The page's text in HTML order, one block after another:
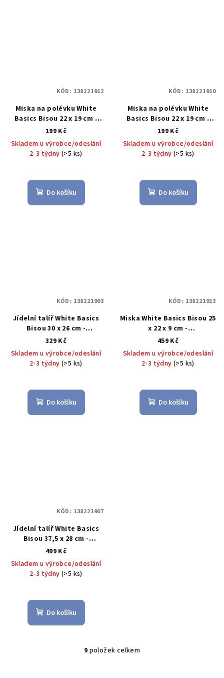
Miska na polévku White
Basics Bisou 22 x 19 cm -
Maxwell&Williams
199 Kč
Skladem u výrobce/odeslání
2-3 týdny(>5 ks)
Do košíku
KÓD: 138221912
Miska na polévku White
Basics Bisou 22 x 19 cm -
Maxwell&Williams
199 Kč
Skladem u výrobce/odeslání
2-3 týdny(>5 ks)
Do košíku
KÓD: 138221910
Jídelní talíř White Basics
Bisou 30 x 26 cm -
Maxwell&Williams
329 Kč
Skladem u výrobce/odeslání
2-3 týdny(>5 ks)
Do košíku
KÓD: 138221903
Miska White Basics Bisou 25
x 22 x 9 cm -
Maxwell&Williams
459 Kč
Skladem u výrobce/odeslání
2-3 týdny(>5 ks)
Do košíku
KÓD: 138221913
Jídelní talíř White Basics
Bisou 37,5 x 28 cm -
Maxwell&Williams
499 Kč
Skladem u výrobce/odeslání
2-3 týdny(>5 ks)
Do košíku
KÓD: 138221907
O
9 položek celkem